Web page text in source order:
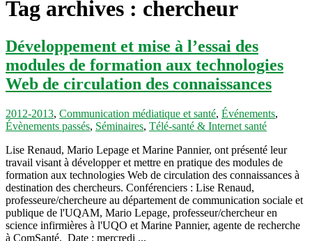
Tag archives : chercheur
Développement et mise à l’essai des
modules de formation aux technologies
Web de circulation des connaissances
2012-2013, Communication médiatique et santé, Événements,
Évènements passés, Séminaires, Télé-santé & Internet santé
Lise Renaud, Mario Lepage et Marine Pannier, ont présenté leur
travail visant à développer et mettre en pratique des modules de
formation aux technologies Web de circulation des connaissances à
destination des chercheurs. Conférenciers : Lise Renaud,
professeure/chercheure au département de communication sociale et
publique de l'UQAM, Mario Lepage, professeur/chercheur en
science infirmières à l'UQO et Marine Pannier, agente de recherche
à ComSanté. Date : mercredi ...